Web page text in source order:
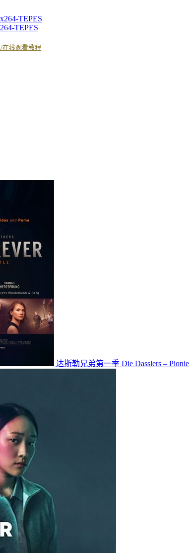
TEPES
TEPES
在线观看教程
达斯勒兄弟第一季 Die Dasslers –